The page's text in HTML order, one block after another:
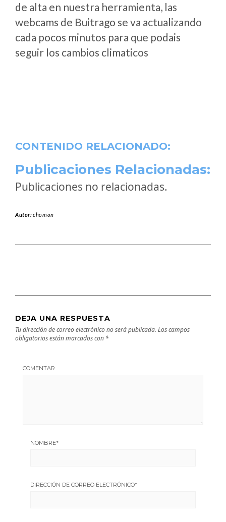
de alta en nuestra herramienta, las
webcams de Buitrago se va actualizando
cada pocos minutos para que podais
seguir los cambios climaticos
CONTENIDO RELACIONADO:
Publicaciones Relacionadas:
Publicaciones no relacionadas.
Autor:chomon
DEJA UNA RESPUESTA
Tu dirección de correo electrónico no será publicada. Los campos
obligatorios están marcados con *
COMENTAR
NOMBRE*
DIRECCIÓN DE CORREO ELECTRÓNICO*